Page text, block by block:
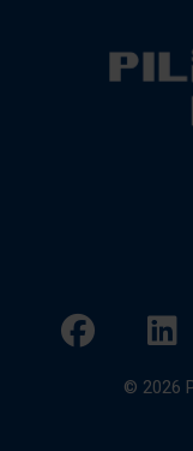
© 2026